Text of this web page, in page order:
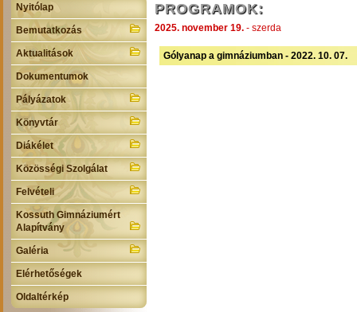
Nyitólap
Bemutatkozás
Aktualitások
Dokumentumok
Pályázatok
Könyvtár
Diákélet
Közösségi Szolgálat
Felvételi
Kossuth Gimnáziumért
Alapítvány
Galéria
Elérhetőségek
Oldaltérkép
PROGRAMOK:
2025. november 19. - szerda
Gólyanap a gimnáziumban - 2022. 10. 07.